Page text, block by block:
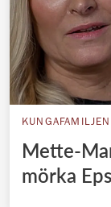
KUNGAFAMILJEN
Mette-
mörka